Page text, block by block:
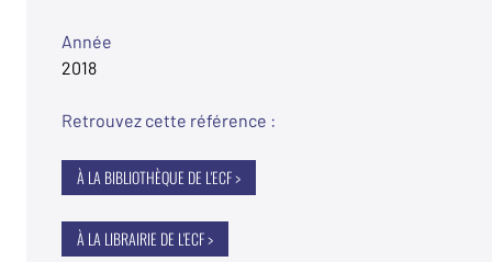
Année
2018
Retrouvez cette référence :
À LA BIBLIOTHÈQUE DE L'ECF >
À LA LIBRAIRIE DE L'ECF >